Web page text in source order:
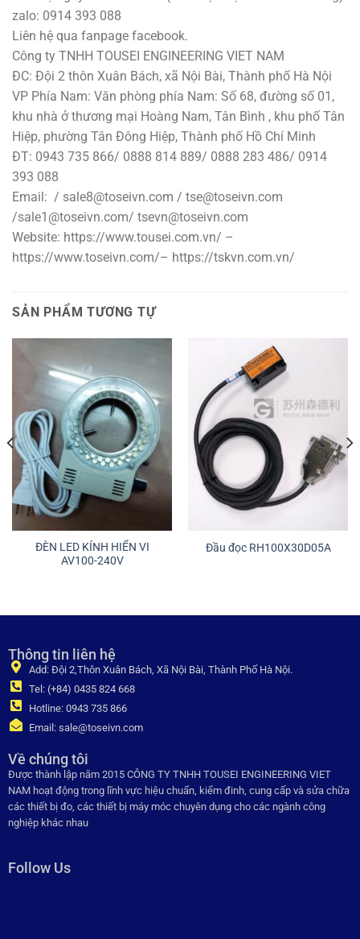
zalo: 0914 393 088
Liên hệ qua fanpage facebook.
Công ty TNHH TOUSEI ENGINEERING VIET NAM
ĐC: Đội 2 thôn Xuân Bách, xã Nội Bài, Thành phố Hà Nội
VP Phía Nam: Văn phòng phía Nam: Số 68, đường số 01,
khu nhà ở thương mại Hoàng Nam, Tân Bình , khu phố Tân
Hiệp, phường Tân Đông Hiệp, Thành phố Hồ Chí Minh
ĐT: 0943 735 866/ 0888 814 889/ 0888 283 486/ 0914
393 088
Email: / sale8@toseivn.com / tse@toseivn.com
/sale1@toseivn.com/ tsevn@toseivn.com
Website: https://www.tousei.com.vn/ –
https://www.toseivn.com/– https://tskvn.com.vn/
SẢN PHẨM TƯƠNG TỰ
ĐÈN LED KÍNH HIỂN VI
AV100-240V
Đầu đọc RH100X30D05A
Thông tin liên hệ
Add: Đội 2,Thôn Xuân Bách, Xã Nội Bài, Thành Phố Hà Nội.
Tel: (+84) 0435 824 668
Hotline: 0943 735 866
Email: sale@toseivn.com
Về chúng tôi
Được thành lập năm 2015 CÔNG TY TNHH TOUSEI ENGINEERING VIET
NAM hoạt động trong lĩnh vực hiệu chuẩn, kiểm đinh, cung cấp và sửa chữa
các thiết bị đo, các thiết bị máy móc chuyên dụng cho các ngành công
nghiệp khác nhau
Follow Us